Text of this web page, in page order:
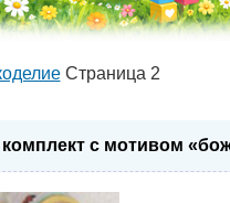
Страница 2
с мотивом